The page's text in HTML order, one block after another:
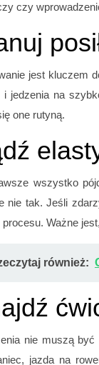
czy
jest kluczem
i jedzenia na
one rutyną.
wszystko
nie tak. Jeśli
Ważne
również:
nie muszą
jazda na